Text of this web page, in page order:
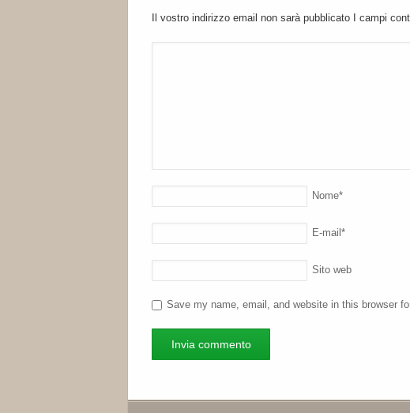
Il vostro indirizzo email non sarà pubblicato I campi
Nome*
E-mail *
Sito web
Save my name, email, and website in this browser